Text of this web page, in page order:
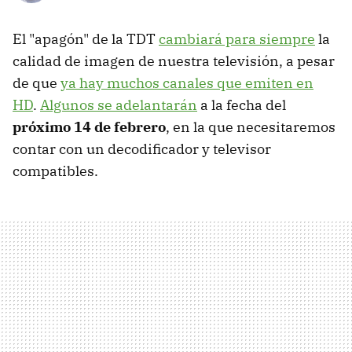
El "apagón" de la TDTcambiará para siempre la
calidad de imagen de nuestra televisión, a pesar
de que ya hay muchos canales que emiten en
HD. Algunos se adelantarán a la fecha del
próximo 14 de febrero, en la que necesitaremos
contar con un decodificador y televisor
compatibles.